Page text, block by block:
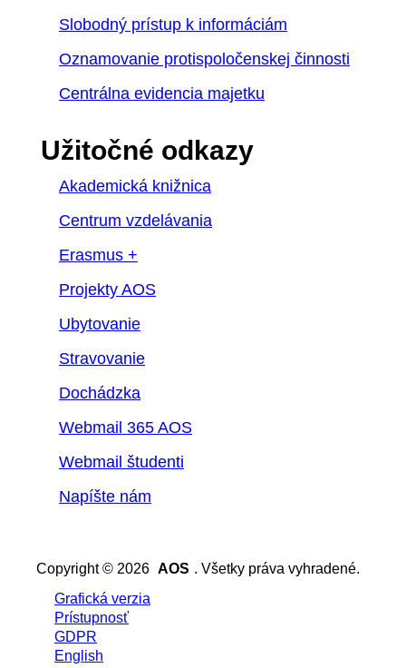
Slobodný prístup k informáciám
Oznamovanie protispoločenskej činnosti
Centrálna evidencia majetku
Užitočné odkazy
Akademická knižnica
Centrum vzdelávania
Erasmus +
Projekty AOS
Ubytovanie
Stravovanie
Dochádzka
Webmail 365 AOS
Webmail študenti
Napíšte nám
Copyright © 2026 AOS . Všetky práva vyhradené.
Grafická verzia
Prístupnosť
GDPR
English